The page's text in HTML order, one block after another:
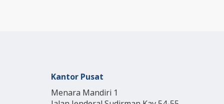
Kantor Pusat
Menara Mandiri 1